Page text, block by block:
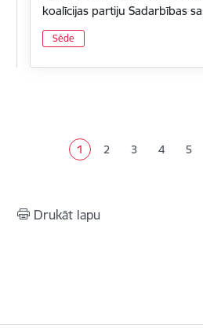
koalīcijas partiju Sadarbības
Sēde
Pašreizējā lapa
1 Lapa
2 Lapa
3 Lapa
4 Lapa
5
Drukāt lapu